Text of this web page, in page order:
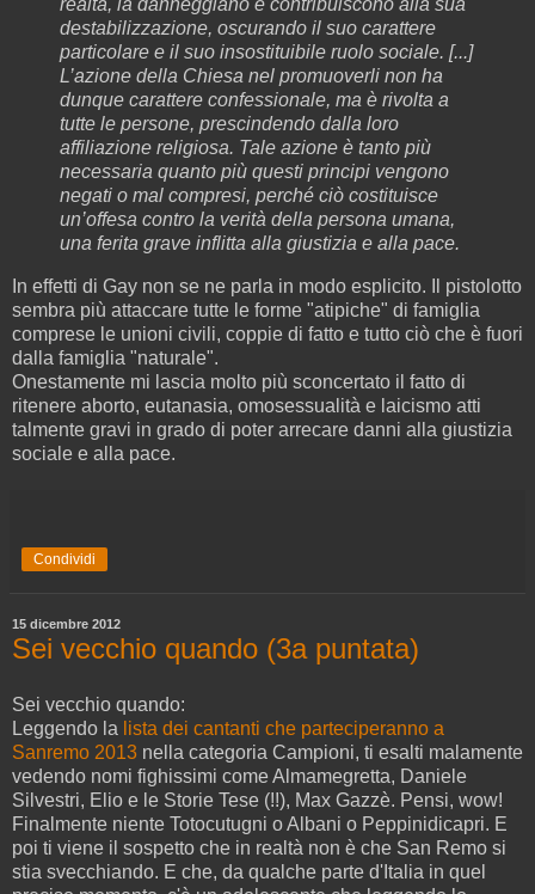
destabilizzazione, oscurando il suo carattere
particolare e il suo insostituibile ruolo sociale. [...]
L’azione della Chiesa nel promuoverli non ha
dunque carattere confessionale, ma è rivolta a
tutte le persone, prescindendo dalla loro
affiliazione religiosa. Tale azione è tanto più
necessaria quanto più questi principi vengono
negati o mal compresi, perché ciò costituisce
un’offesa contro la verità della persona umana,
una ferita grave inflitta alla giustizia e alla pace.
In effetti di Gay non se ne parla in modo esplicito. Il pistolotto
sembra più attaccare tutte le forme "atipiche" di famiglia
comprese le unioni civili, coppie di fatto e tutto ciò che è fuori
dalla famiglia "naturale".
Onestamente mi lascia molto più sconcertato il fatto di
ritenere aborto, eutanasia, omosessualità e laicismo atti
talmente gravi in grado di poter arrecare danni alla giustizia
sociale e alla pace.
Condividi
15 dicembre 2012
Sei vecchio quando (3a puntata)
Sei vecchio quando:
Leggendo la lista dei cantanti che parteciperanno a
Sanremo 2013 nella categoria Campioni, ti esalti malamente
vedendo nomi fighissimi come Almamegretta, Daniele
Silvestri, Elio e le Storie Tese (!!), Max Gazzè. Pensi, wow!
Finalmente niente Totocutugni o Albani o Peppinidicapri. E
poi ti viene il sospetto che in realtà non è che San Remo si
stia svecchiando. E che, da qualche parte d'Italia in quel